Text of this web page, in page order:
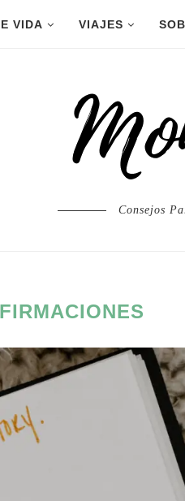
VIDA VIAJES
Consejos